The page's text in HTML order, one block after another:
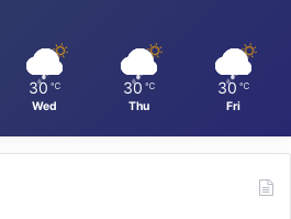
30 ℃
Wed
30 ℃
Thu
30 ℃
Fri